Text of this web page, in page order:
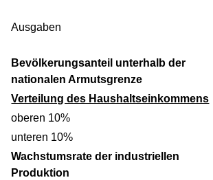
Ausgaben
Bevölkerungsanteil unterhalb der
nationalen Armutsgrenze
Verteilung des Haushaltseinkommens
oberen 10%
unteren 10%
Wachstumsrate der industriellen
Produktion